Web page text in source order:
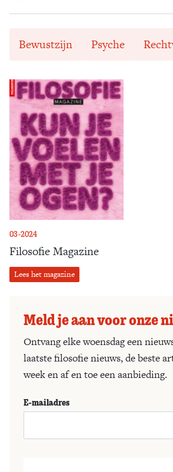
03-2024
Filosofie Magazine
Lees het magazine
Bewustzijn Psyche
Meld je aan voor onze
Ontvang elke woensdag een
laatste filosofie nieuws, de beste
week en af en toe een aanbieding.
E-mailadres